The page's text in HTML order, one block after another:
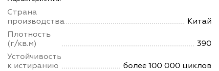
Страна
производства
Китай
Плотность
(г/кв.м)
390
Устойчивость
к истиранию
более 100 000 циклов